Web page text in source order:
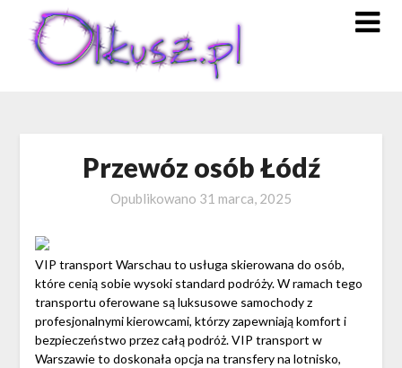
content
Przewóz osób Łódź
Opublikowano 31 marca, 2025
VIP transport Warschau to usługa skierowana do osób,
które cenią sobie wysoki standard podróży. W ramach tego
transportu oferowane są luksusowe samochody z
profesjonalnymi kierowcami, którzy zapewniają komfort i
bezpieczeństwo przez całą podróż. VIP transport w
Warszawie to doskonała opcja na transfery na lotnisko,